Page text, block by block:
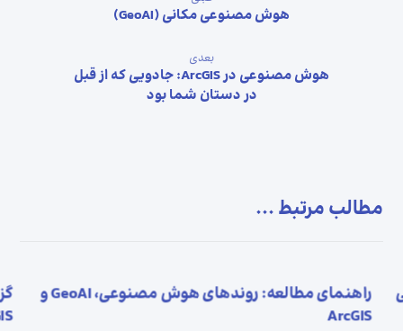
هوش مصنوعی مکانی (GeoAI)
بعدی
هوش مصنوعی در ArcGIS: جادویی که از قبل
در دستان شما بود
مطالب مرتبط ...
راهنمای مطالعه: روندهای هوش مصنوعی، GeoAI و
ArcGIS